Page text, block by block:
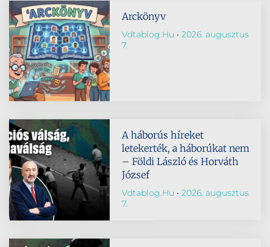
Arckönyv
Vdtablog.hu
2026. augusztus
7.
A háborús híreket
letekerték, a háborúkat nem
– Földi László és Horváth
József
Vdtablog.hu
2026. augusztus
7.